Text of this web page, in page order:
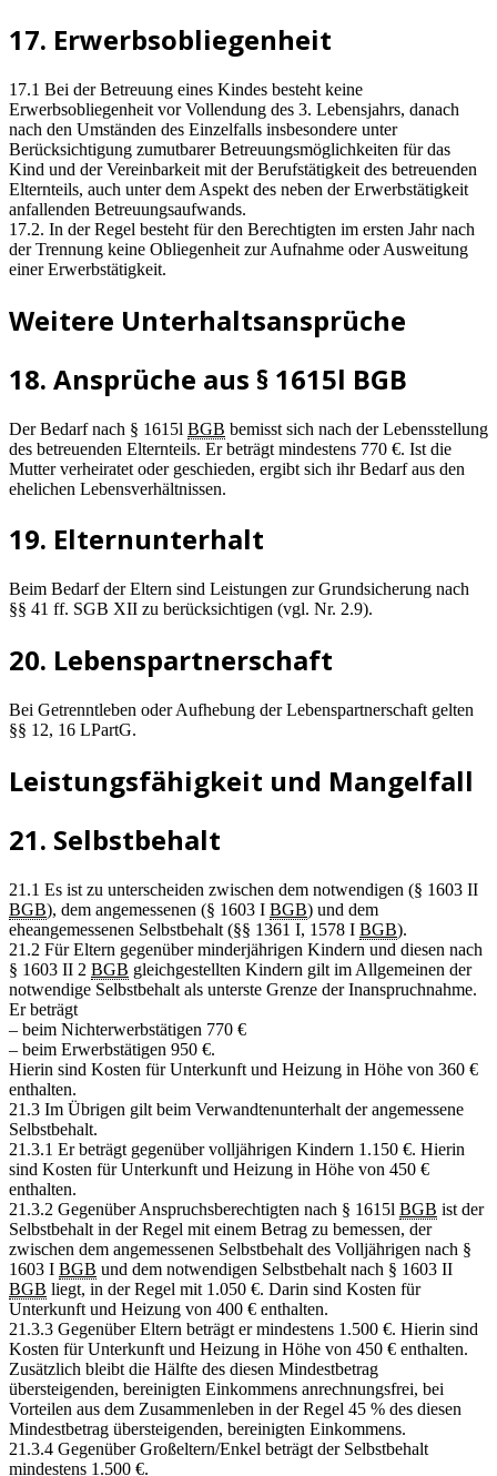
17. Erwerbsobliegenheit
17.1 Bei der Betreuung eines Kindes besteht keine
Erwerbsobliegenheit vor Vollendung des 3. Lebensjahrs, danach
nach den Umständen des Einzelfalls insbesondere unter
Berücksichtigung zumutbarer Betreuungsmöglichkeiten für das
Kind und der Vereinbarkeit mit der Berufstätigkeit des betreuenden
Elternteils, auch unter dem Aspekt des neben der Erwerbstätigkeit
anfallenden Betreuungsaufwands.
17.2. In der Regel besteht für den Berechtigten im ersten Jahr nach
der Trennung keine Obliegenheit zur Aufnahme oder Ausweitung
einer Erwerbstätigkeit.
Weitere Unterhaltsansprüche
18. Ansprüche aus § 1615l BGB
Der Bedarf nach § 1615l BGB bemisst sich nach der Lebensstellung
des betreuenden Elternteils. Er beträgt mindestens 770 €. Ist die
Mutter verheiratet oder geschieden, ergibt sich ihr Bedarf aus den
ehelichen Lebensverhältnissen.
19. Elternunterhalt
Beim Bedarf der Eltern sind Leistungen zur Grundsicherung nach
§§ 41 ff. SGB XII zu berücksichtigen (vgl. Nr. 2.9).
20. Lebenspartnerschaft
Bei Getrenntleben oder Aufhebung der Lebenspartnerschaft gelten
§§ 12, 16 LPartG.
Leistungsfähigkeit und Mangelfall
21. Selbstbehalt
21.1 Es ist zu unterscheiden zwischen dem notwendigen (§ 1603 II
BGB), dem angemessenen (§ 1603 I BGB) und dem
eheangemessenen Selbstbehalt (§§ 1361 I, 1578 I BGB).
21.2 Für Eltern gegenüber minderjährigen Kindern und diesen nach
§ 1603 II 2 BGB gleichgestellten Kindern gilt im Allgemeinen der
notwendige Selbstbehalt als unterste Grenze der Inanspruchnahme.
Er beträgt
– beim Nichterwerbstätigen 770 €
– beim Erwerbstätigen 950 €.
Hierin sind Kosten für Unterkunft und Heizung in Höhe von 360 €
enthalten.
21.3 Im Übrigen gilt beim Verwandtenunterhalt der angemessene
Selbstbehalt.
21.3.1 Er beträgt gegenüber volljährigen Kindern 1.150 €. Hierin
sind Kosten für Unterkunft und Heizung in Höhe von 450 €
enthalten.
21.3.2 Gegenüber Anspruchsberechtigten nach § 1615l BGB ist der
Selbstbehalt in der Regel mit einem Betrag zu bemessen, der
zwischen dem angemessenen Selbstbehalt des Volljährigen nach §
1603 I BGB und dem notwendigen Selbstbehalt nach § 1603 II
BGB liegt, in der Regel mit 1.050 €. Darin sind Kosten für
Unterkunft und Heizung von 400 € enthalten.
21.3.3 Gegenüber Eltern beträgt er mindestens 1.500 €. Hierin sind
Kosten für Unterkunft und Heizung in Höhe von 450 € enthalten.
Zusätzlich bleibt die Hälfte des diesen Mindestbetrag
übersteigenden, bereinigten Einkommens anrechnungsfrei, bei
Vorteilen aus dem Zusammenleben in der Regel 45 % des diesen
Mindestbetrag übersteigenden, bereinigten Einkommens.
21.3.4 Gegenüber Großeltern/Enkel beträgt der Selbstbehalt
mindestens 1.500 €.